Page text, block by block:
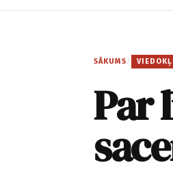
SĀKUMS / VIEDOKĻI
Par